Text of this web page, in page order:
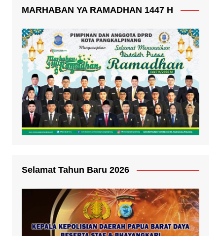
MARHABAN YA RAMADHAN 1447 H
Selamat Tahun Baru 2026